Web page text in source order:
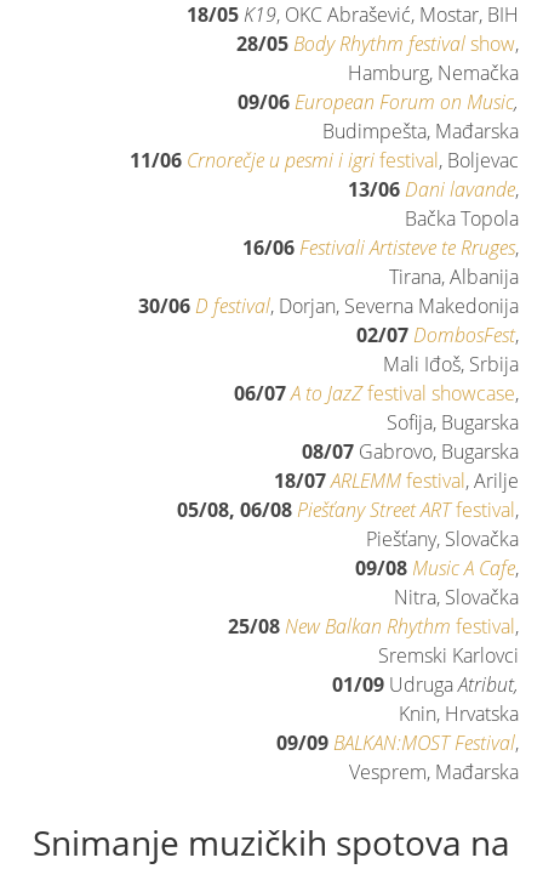
18/05 K19, OKC Abrašević, Mostar, BIH
28/05 Body Rhythm festivalshow,
Hamburg, Nemačka
09/06 European Forum on Music,
Budimpešta, Mađarska
11/06 Crnorečje u pesmi i igrifestival, Boljevac
13/06 Dani lavande,
Bačka Topola
16/06 Festivali Artisteve te Rruges,
Tirana, Albanija
30/06 D festival, Dorjan, Severna Makedonija
02/07 DombosFest,
Mali Iđoš, Srbija
06/07A to JazZfestival showcase,
Sofija, Bugarska
08/07 Gabrovo, Bugarska
18/07ARLEMMfestival, Arilje
05/08, 06/08 Piešťany Street ARTfestival,
Piešťany, Slovačka
09/08 Music A Cafe,
Nitra, Slovačka
25/08 New Balkan Rhythm festival,
Sremski Karlovci
01/09 UdrugaAtribut,
Knin, Hrvatska
09/09 BALKAN:MOST Festival,
Vesprem, Mađarska
Snimanje muzičkih spotova na